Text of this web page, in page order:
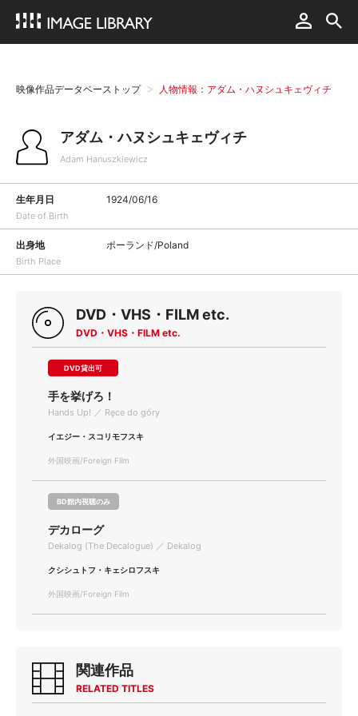
映像作品データベーストップ 人物情報：アダム・ハヌシュキェヴィチ
アダム・ハヌシュキェヴィチ
Adam Hanuszkiewicz
生年月日
Date of Birth
1924/06/16
出身地
Birth Place
ポーランド/Poland
DVD・VHS・FILM etc.
DVD・VHS・FILM etc.
DVD貸出可
手を挙げろ！
Hands Up! ／ Ręce do góry
イエジー・スコリモフスキ
外国映画/Foreign Film
BD館内視聴のみ
デカローグ
Dekalog (The Decalogue) ／ Dekalog
クシシュトフ・キェシロフスキ
外国映画/Foreign Film
関連作品
RELATED TITLES